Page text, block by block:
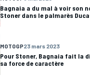
Bagnaia a du mal à voir son
Stoner dans le palmarès
MOTOGP23 mars 2023
Pour Stoner, Bagnaia fait la
sa force de caractère